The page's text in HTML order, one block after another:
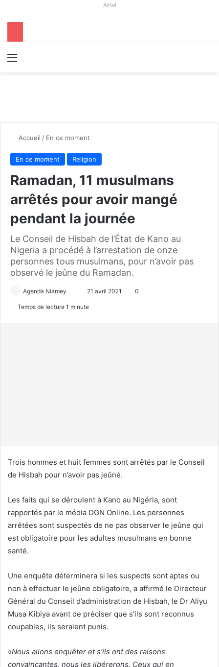
Airtel
Accueil / En ce moment
En ce moment Religion
Ramadan, 11 musulmans
arrêtés pour avoir mangé
pendant la journée
Le Conseil de Hisbah de l’État de Kano au
Nigeria a procédé à l’arrestation de onze
personnes tous musulmans, pour n’avoir pas
observé le jeûne du Ramadan.
Agenda Niamey
n
l
21 avril 2021 0
Temps de lecture 1 minute
Trois hommes et huit femmes sont arrêtés par le Conseil
de Hisbah pour n’avoir pas jeûné.
Les faits qui se déroulent à Kano au Nigéria, sont
rapportés par le média DGN Online. Les personnes
arrêtées sont suspectés de ne pas observer le jeûne qui
est obligatoire pour les adultes musulmans en bonne
santé.
Une enquête déterminera si les suspects sont aptes ou
non à effectuer le jeûne obligatoire, a affirmé le Directeur
Général du Conseil d’administration de Hisbah, le Dr Aliyu
Musa Kibiya avant de préciser que s’ils sont reconnus
coupables, ils seraient punis.
«Nous allons enquêter et s’ils ont des raisons
convaincantes, nous les libérerons. Ceux qui en